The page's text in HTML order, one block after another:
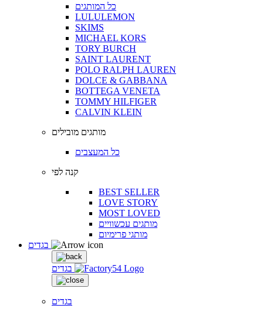
כל המותגים
LULULEMON
SKIMS
MICHAEL KORS
TORY BURCH
SAINT LAURENT
POLO RALPH LAUREN
DOLCE & GABBANA
BOTTEGA VENETA
TOMMY HILFIGER
CALVIN KLEIN
מותגים מובילים
כל המעצבים
קנה לפי
BEST SELLER
LOVE STORY
MOST LOVED
מותגים עכשוויים
מותגי פרימיום
בגדים
בגדים